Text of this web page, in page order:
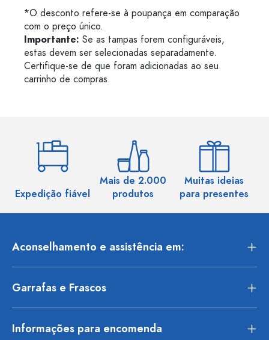
*O desconto refere-se à poupança em comparação
com o preço único.
Importante: Se as tampas forem configuráveis,
estas devem ser selecionadas separadamente.
Certifique-se de que foram adicionadas ao seu
carrinho de compras.
Expedição fiável
Mais de 2.000
produtos
Muitas ideias
para presentes
Aconselhamento e assistência em:
Garrafas e Frascos
Informações para encomenda